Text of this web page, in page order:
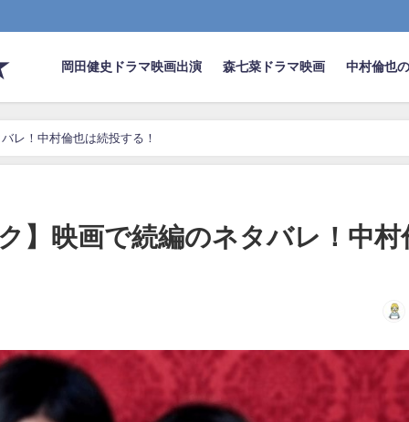
岡田健史ドラマ映画出演 森七菜ドラマ映画 中村倫也
レ！中村倫也は続投する！
】映画で続編のネタバレ！中村